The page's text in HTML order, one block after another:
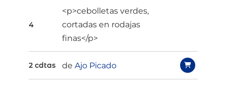
4
<p>cebolletas verdes,
cortadas en rodajas
finas</p>
2 cdtas de Ajo Picado